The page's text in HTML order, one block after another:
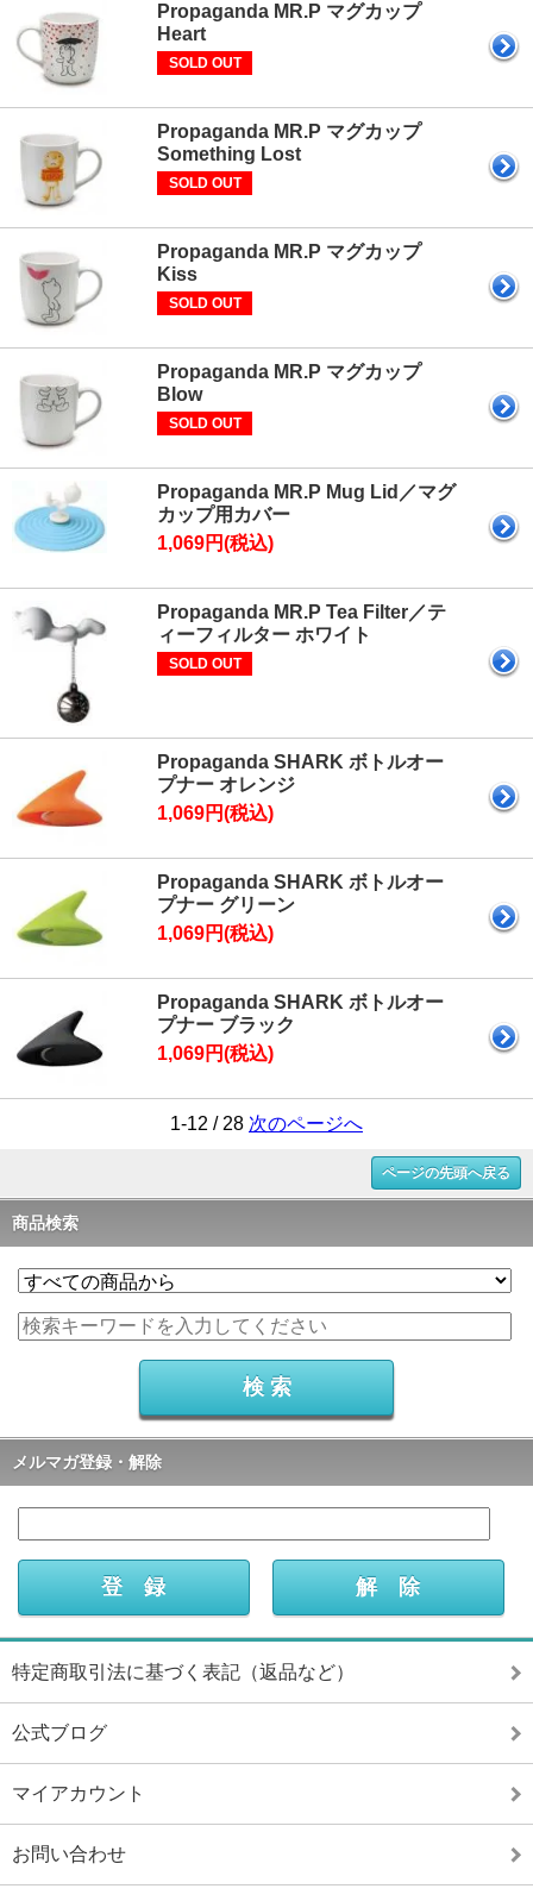
Propaganda MR.P マグカップ
Heart
SOLD OUT
Propaganda MR.P マグカップ
Something Lost
SOLD OUT
Propaganda MR.P マグカップ
Kiss
SOLD OUT
Propaganda MR.P マグカップ
Blow
SOLD OUT
Propaganda MR.P Mug Lid／マグ
カップ用カバー
1,069円(税込)
Propaganda MR.P Tea Filter／テ
ィーフィルター ホワイト
SOLD OUT
Propaganda SHARK ボトルオー
プナー オレンジ
1,069円(税込)
Propaganda SHARK ボトルオー
プナー グリーン
1,069円(税込)
Propaganda SHARK ボトルオー
プナー ブラック
1,069円(税込)
1-12 / 28 次のページへ
ページの先頭へ戻る
商品検索
メルマガ登録・解除
特定商取引法に基づく表記（返品など）
公式ブログ
マイアカウント
お問い合わせ